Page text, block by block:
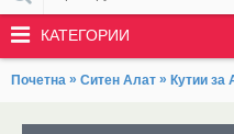
КАТЕГОРИИ
Почетна » Ситен Алат » Кутии за